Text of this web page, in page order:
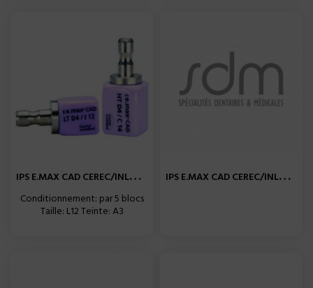
I
PS E.MAX CAD CEREC/INLAB...
Conditionnement: par 5 blocs
Taille: L12 Teinte: A3
I
PS E.MAX CAD CEREC/INLAB...